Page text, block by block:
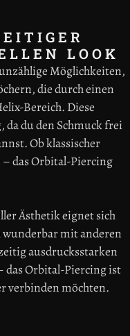
LOOK
Möglichkeiten,
die durch einen
Bereich. Diese
da du den Schmuck frei
Ob klassischer
das Orbital-Piercing
Ästhetik eignet sich
mit anderen
ausdrucksstarken
das Orbital-Piercing ist
verbinden möchten.